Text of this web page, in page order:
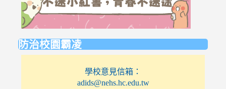
防治校園霸凌
學校意見信箱：
adids@nehs.hc.edu.tw